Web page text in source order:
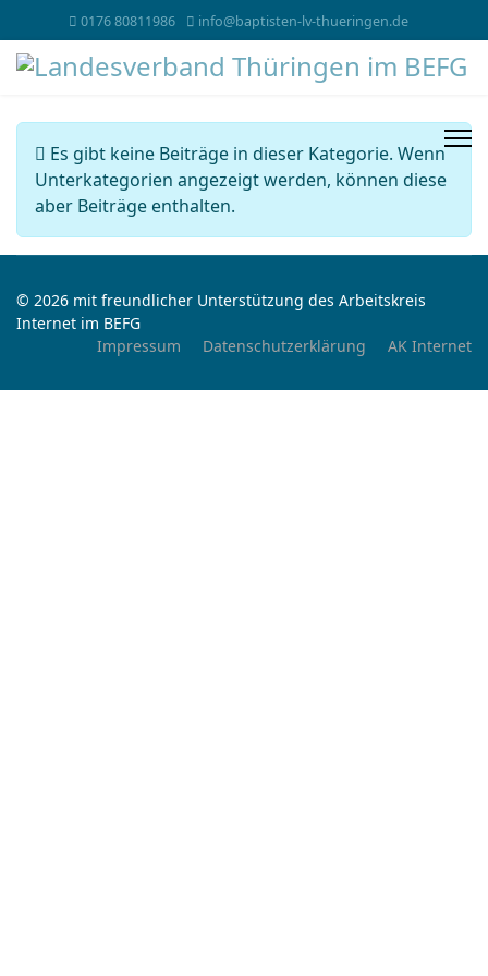
0176 80811986 info@baptisten-lv-thueringen.de
Information
Es gibt keine Beiträge in dieser Kategorie. Wenn
Unterkategorien angezeigt werden, können diese
aber Beiträge enthalten.
© 2026 mit freundlicher Unterstützung des Arbeitskreis
Internet im BEFG
Impressum
Datenschutzerklärung AK Internet